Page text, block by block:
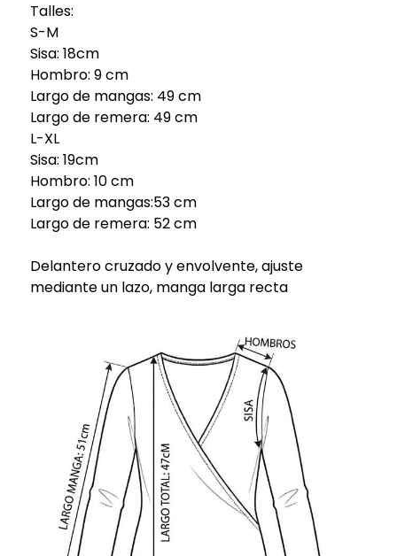
Talles:
S-M
Sisa: 18cm
Hombro: 9 cm
Largo de mangas: 49 cm
Largo de remera: 49 cm
L-XL
Sisa: 19cm
Hombro: 10 cm
Largo de mangas:53 cm
Largo de remera: 52 cm
Delantero cruzado y envolvente, ajuste
mediante un lazo, manga larga recta